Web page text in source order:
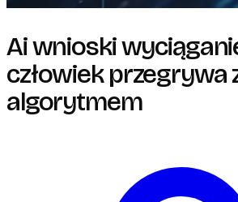
Ai wnioski
człowiek przegrywa
algorytmem